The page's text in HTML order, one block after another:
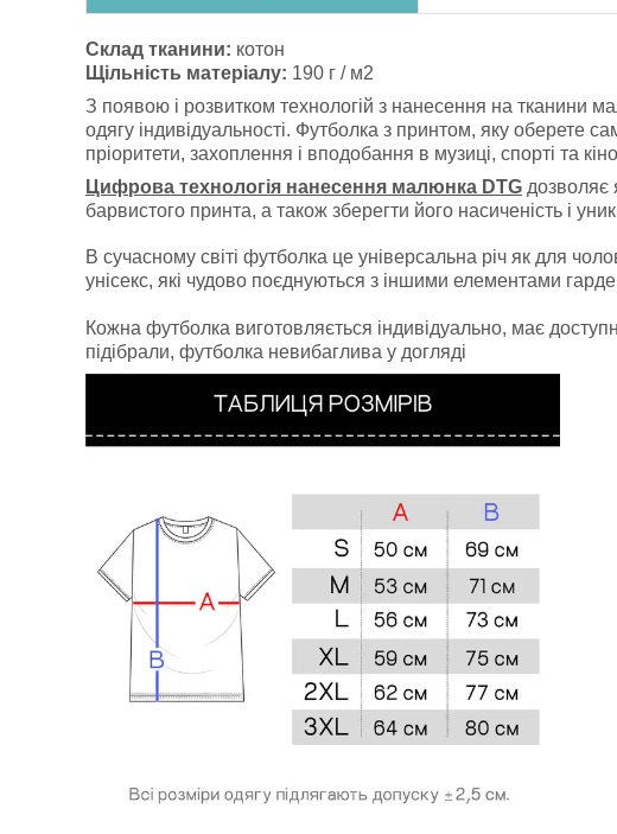
Склад тканини: котон
Щільність матеріалу: 190 г / м2
З появою і розвитком технологій з нанесення на тканини
одягу індивідуальності. Футболка з принтом, яку оберете
пріоритети, захоплення і вподобання в музиці, спорті та кіно
Цифрова технологія нанесення малюнка DTG дозволяє
барвистого принта, а також зберегти його насиченість і
В сучасному світі футболка це універсальна річ як для
унісекс, які чудово поєднуються з іншими елементами
Кожна футболка виготовляється індивідуально, має
підібрали, футболка невибаглива у догляді